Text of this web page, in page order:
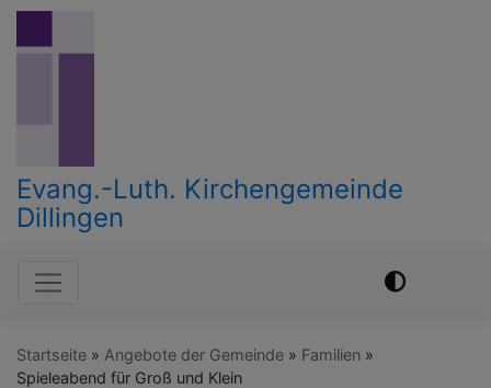
Direkt
Evang.-Luth. Kirchengemeinde
Dillingen
Hauptnavigation
Startseite Angebote der Gemeinde
Familien
Spieleabend für Groß und Klein